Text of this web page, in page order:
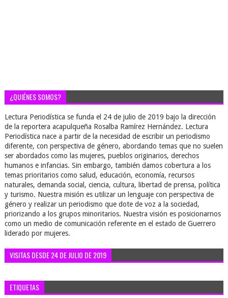
¿QUIÉNES SOMOS?
Lectura Periodística se funda el 24 de julio de 2019 bajo la dirección
de la reportera acapulqueña Rosalba Ramírez Hernández. Lectura
Periodística nace a partir de la necesidad de escribir un periodismo
diferente, con perspectiva de género, abordando temas que no suelen
ser abordados como las mujeres, pueblos originarios, derechos
humanos e infancias. Sin embargo, también damos cobertura a los
temas prioritarios como salud, educación, economía, recursos
naturales, demanda social, ciencia, cultura, libertad de prensa, política
y turismo. Nuestra misión es utilizar un lenguaje con perspectiva de
género y realizar un periodismo que dote de voz a la sociedad,
priorizando a los grupos minoritarios. Nuestra visión es posicionarnos
como un medio de comunicación referente en el estado de Guerrero
liderado por mujeres.
VISITAS DESDE 24 DE JULIO DE 2019
ETIQUETAS